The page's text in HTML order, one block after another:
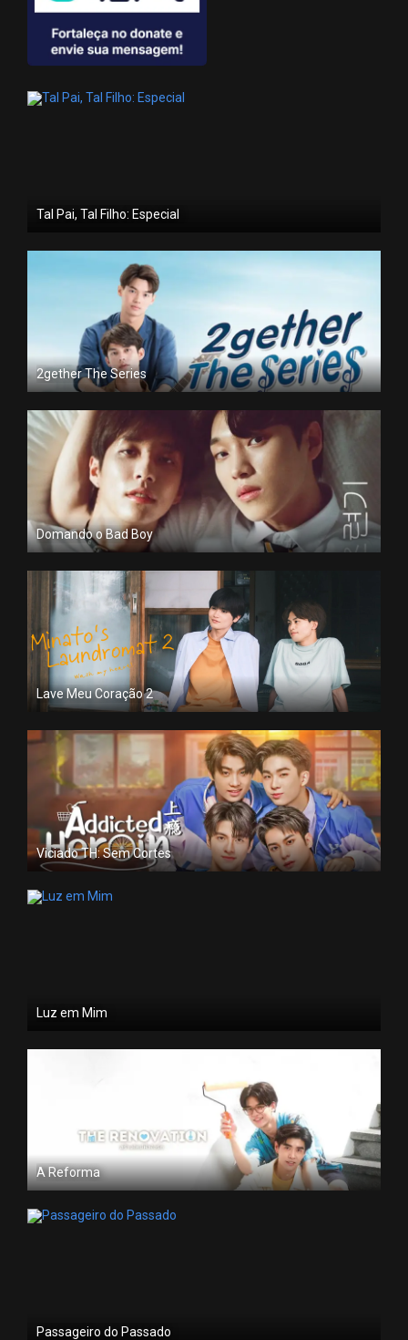
Tal Pai, Tal Filho: Especial
2gether The Series
Domando o Bad Boy
Lave Meu Coração 2
Viciado TH: Sem Cortes
Luz em Mim
A Reforma
Passageiro do Passado